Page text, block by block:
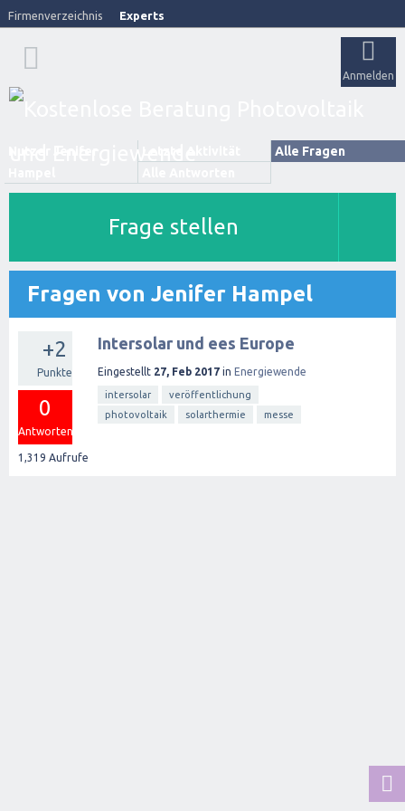
Firmenverzeichnis Experts
Anmelden
Alle Fragen
Frage stellen
Fragen von Jenifer Hampel
+2
Punkte
0
Antworten
1,319 Aufrufe
Intersolar und ees Europe
Eingestellt 27, Feb 2017 in Energiewende
intersolar
veröffentlichung
photovoltaik
solarthermie messe